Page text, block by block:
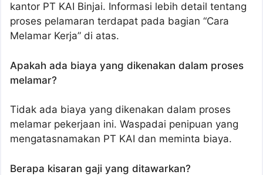
kantor PT KAI Binjai. Informasi lebih detail tentang
proses pelamaran terdapat pada bagian “Cara
Melamar Kerja” di atas.
Apakah ada biaya yang dikenakan dalam proses
melamar?
Tidak ada biaya yang dikenakan dalam proses
melamar pekerjaan ini. Waspadai penipuan yang
mengatasnamakan PT KAI dan meminta biaya.
Berapa kisaran gaji yang ditawarkan?